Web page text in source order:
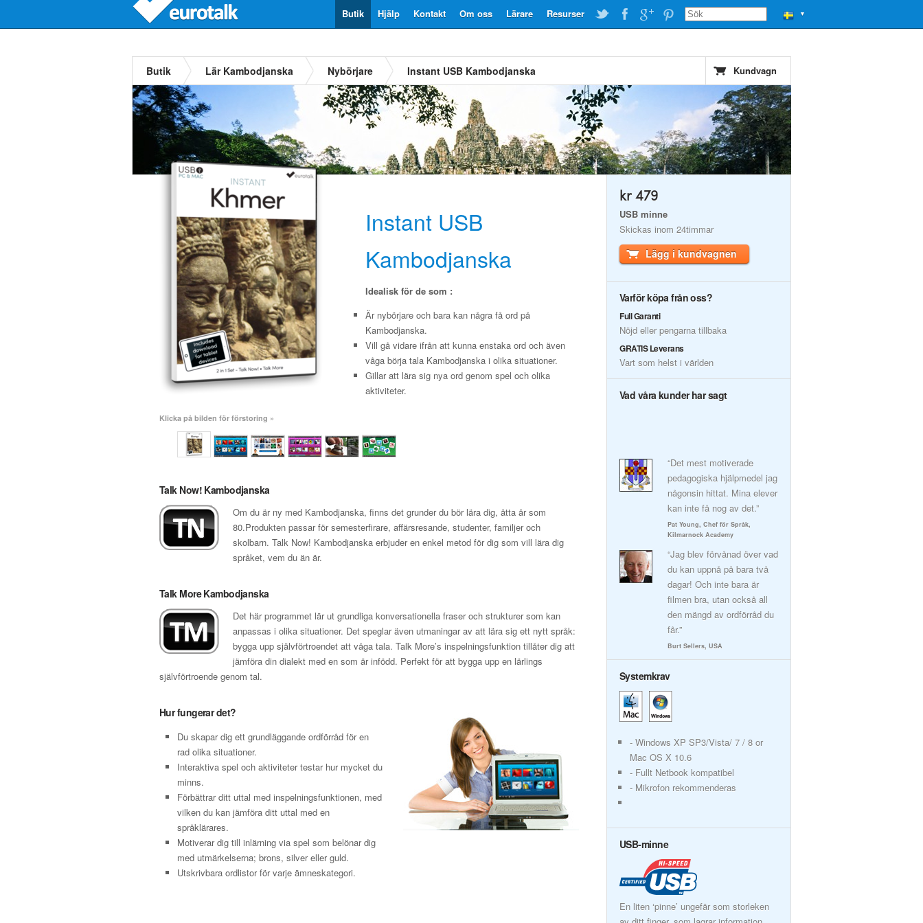
▼
Resurser
Lärare
Om oss
Kontakt
Hjälp
Butik
Butik Lär Kambodjanska Nybörjare Instant USB Kambodjanska Kundvagn
Instant USB
Kambodjanska
Idealisk för de som :
Är nybörjare och bara kan några få ord på
Kambodjanska.
Vill gå vidare ifrån att kunna enstaka ord och även
våga börja tala Kambodjanska i olika situationer.
Gillar att lära sig nya ord genom spel och olika
aktiviteter.
Klicka på bilden för förstoring »
Talk Now! Kambodjanska
Om du är ny med Kambodjanska, finns det grunder du bör lära dig, åtta år som
80.Produkten passar för semesterfirare, affärsresande, studenter, familjer och
skolbarn. Talk Now! Kambodjanska erbjuder en enkel metod för dig som vill lära dig
språket, vem du än är.
Talk More Kambodjanska
Det här programmet lär ut grundliga konversationella fraser och strukturer som kan
anpassas i olika situationer. Det speglar även utmaningar av att lära sig ett nytt språk:
bygga upp självförtroendet att våga tala. Talk More’s inspelningsfunktion tillåter dig att
jämföra din dialekt med en som är infödd. Perfekt för att bygga upp en lärlings
självförtroende genom tal.
Hur fungerar det?
Du skapar dig ett grundläggande ordförråd för en
rad olika situationer.
Interaktiva spel och aktiviteter testar hur mycket du
minns.
Förbättrar ditt uttal med inspelningsfunktionen, med
vilken du kan jämföra ditt uttal med en
språklärares.
Motiverar dig till inlärning via spel som belönar dig
med utmärkelserna; brons, silver eller guld.
Utskrivbara ordlistor för varje ämneskategori.
kr 479
USB minne
Skickas inom 24timmar
Lägg i kundvagnen
Varför köpa från oss?
Full Garanti
Nöjd eller pengarna tillbaka
GRATIS Leverans
Vart som helst i världen
Vad våra kunder har sagt
“Det mest motiverade
pedagogiska hjälpmedel jag
någonsin hittat. Mina elever
kan inte få nog av det.”
Pat Young, Chef för Språk,
Kilmarnock Academy
“Jag blev förvånad över vad
du kan uppnå på bara två
dagar! Och inte bara är
filmen bra, utan också all
den mängd av ordförråd du
får.”
Burt Sellers, USA
Systemkrav
- Windows XP SP3/Vista/ 7 / 8 or
Mac OS X 10.6
- Fullt Netbook kompatibel
- Mikrofon rekommenderas
USB-minne
En liten ‘pinne’ ungefär som storleken